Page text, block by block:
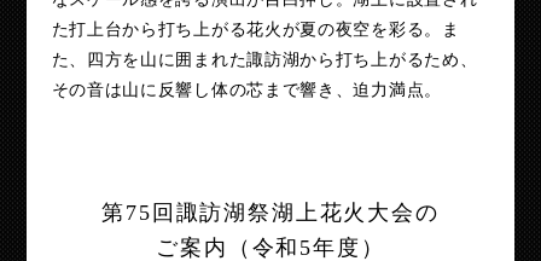
た打上台から打ち上がる花火が夏の夜空を彩る。ま
た、四方を山に囲まれた諏訪湖から打ち上がるため、
その音は山に反響し体の芯まで響き、迫力満点。
第75回諏訪湖祭湖上花火大会の
ご案内（令和5年度）